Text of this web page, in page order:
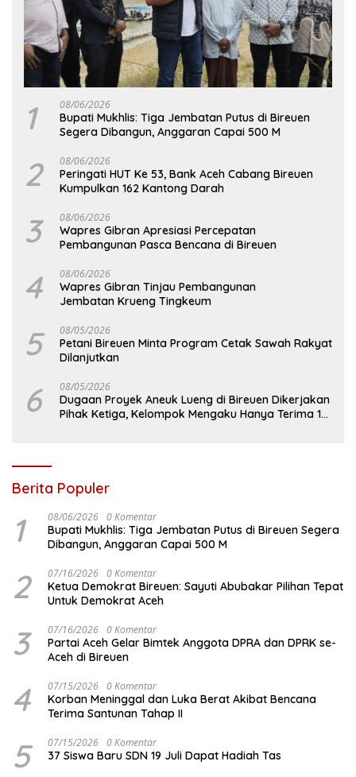
1 08/06/2026
Bupati Mukhlis: Tiga Jembatan Putus di Bireuen
Segera Dibangun, Anggaran Capai 500 M
2 08/06/2026
Peringati HUT Ke 53, Bank Aceh Cabang Bireuen
Kumpulkan 162 Kantong Darah
3 08/06/2026
Wapres Gibran Apresiasi Percepatan
Pembangunan Pasca Bencana di Bireuen
4 08/06/2026
Wapres Gibran Tinjau Pembangunan
Jembatan Krueng Tingkeum
5 08/05/2026
Petani Bireuen Minta Program Cetak Sawah Rakyat
Dilanjutkan
6 08/05/2026
Dugaan Proyek Aneuk Lueng di Bireuen Dikerjakan
Pihak Ketiga, Kelompok Mengaku Hanya Terima 10
Berita Populer
1 08/06/2026 0 Komentar
Bupati Mukhlis: Tiga Jembatan Putus di Bireuen Segera
Dibangun, Anggaran Capai 500 M
2 07/16/2026 0 Komentar
Ketua Demokrat Bireuen: Sayuti Abubakar Pilihan Tepat
Untuk Demokrat Aceh
3 07/16/2026 0 Komentar
Partai Aceh Gelar Bimtek Anggota DPRA dan DPRK se-
Aceh di Bireuen
4 07/15/2026 0 Komentar
Korban Meninggal dan Luka Berat Akibat Bencana
Terima Santunan Tahap II
5 07/15/2026 0 Komentar
37 Siswa Baru SDN 19 Juli Dapat Hadiah Tas